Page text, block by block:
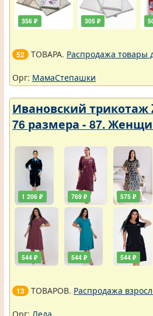
356 ₽ 305 ₽
52 ТОВАРА. Распродажа товары
Орг: МамаСтепашки
Ивановский трикотаж
76 размера - 87.
1 206 ₽
544 ₽
769 ₽
544 ₽
575 ₽
544 ₽
13 ТОВАРОВ. Распродажа